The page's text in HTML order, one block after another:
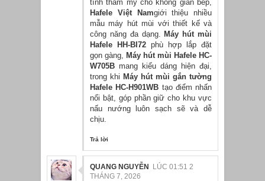
tính thẩm mỹ cho không gian bếp,
Hafele Việt Namgiới thiệu nhiều
mẫu máy hút mùi với thiết kế và
công năng đa dạng.Máy hút mùi
Hafele HH-BI72 phù hợp lắp đặt
gọn gàng, Máy hút mùi Hafele HC-
W705B mang kiểu dáng hiện đại,
trong khi Máy hút mùi gắn tường
Hafele HC-H901WB tạo điểm nhấn
nổi bật, góp phần giữ cho khu vực
nấu nướng luôn sạch sẽ và dễ
chịu.
Trả lời
QUANG NGUYỄN LÚC 01:51 2
THÁNG 7, 2026